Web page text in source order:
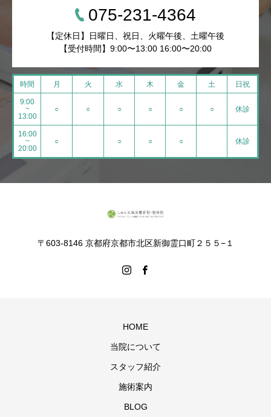
075-231-4364
【定休日】日曜日、祝日、火曜午後、土曜午後
【受付時間】9:00〜13:00 16:00〜20:00
時間 月 火 水 木 金 土 日祝
9:00
~
13:00
○ ○ ○ ○ ○ ○ 休診
16:00
~
20:00
○ ○ ○ ○ 休診
〒603-8146 京都府京都市北区新御霊口町２５５−１
HOME
当院について
スタッフ紹介
施術案内
BLOG